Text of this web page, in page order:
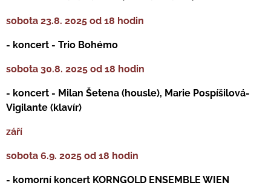
sobota 23.8. 2025 od 18 hodin
- koncert - Trio Bohémo
sobota 30.8. 2025 od 18 hodin
- koncert - Milan Šetena (housle), Marie Pospíšilová-
Vigilante (klavír)
září
sobota 6.9. 2025 od 18 hodin
- komorní koncert KORNGOLD ENSEMBLE WIEN